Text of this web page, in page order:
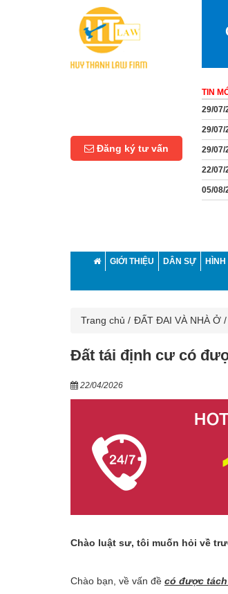
Đăng ký tư vấn
TIN
29/07/
29/07/
22/07/
05/08/
05/08/
01/08/
29/07/
GIỚI THIỆU DÂN SỰ
Trang chủ ĐẤT ĐAI VÀ NHÀ Ở
Đất tái định cư có
22/04/2026
Chào luật sư, tôi muốn hỏi về
Chào bạn, về vấn đề có được